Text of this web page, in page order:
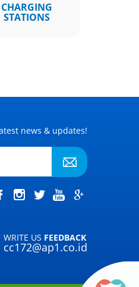
CHARGING
STATIONS
news & updates!
WRITE US FEEDBACK
cc172@ap1.co.id